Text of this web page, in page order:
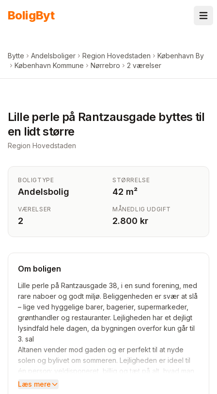
BoligByt
Bytte Andelsboliger Region Hovedstaden
København By
København Kommune
Nørrebro 2 værelser
Lille perle på Rantzausgade byttes til
en lidt større
Region Hovedstaden
BOLIGTYPE
Andelsbolig
STØRRELSE
42 m²
VÆRELSER
2
MÅNEDLIG UDGIFT
2.800 kr
Om boligen
Lille perle på Rantzausgade 38, i en sund forening, med
rare naboer og godt miljø. Beliggenheden er svær at slå
– lige ved hyggelige barer, bagerier, supermarkeder,
grønthandler og restauranter. Lejligheden har et dejligt
lysindfald hele dagen, da bygningen overfor kun går til
3. sal
Altanen vender mod gaden og er perfekt til at nyde
solen og bylivet om sommeren. Lejligheden er ideel til
én person: veldisponeret, billig og tæt på alt, hvad man
har brug for
Læs mere